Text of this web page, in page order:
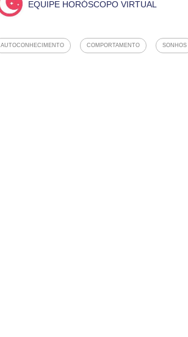
EQUIPE HORÓSCOPO VIRTUAL
AUTOCONHECIMENTO COMPORTAMENTO SONHOS